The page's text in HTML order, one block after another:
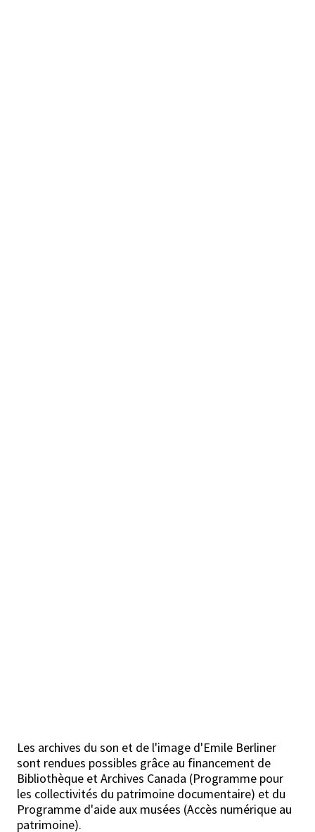
Les archives du son et de l'image d'Emile Berliner
sont rendues possibles grâce au financement de
Bibliothèque et Archives Canada (Programme pour
les collectivités du patrimoine documentaire) et du
Programme d'aide aux musées (Accès numérique au
patrimoine).